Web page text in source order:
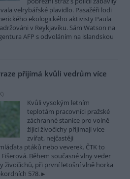
velrybářské plavidlo. Pasažéři lodi
ekologického aktivisty Paula
v Reykjavíku. Sám Watson na
AFP s odvoláním na islandskou
přijímá kvůli vedrům více
)
Kvůli vysokým letním
teplotám pracovníci pražské
záchranné stanice pro volně
žijící živočichy přijímají více
zvířat, nejčastěji
ptáků nebo veverek. ČTK to
Během současné vlny veder
živočichů, při první letošní vlně horka
578.